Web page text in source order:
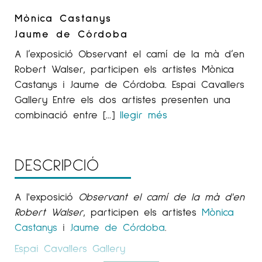
Mònica Castanys
Jaume de Córdoba
A l’exposició Observant el camí de la mà d’en
Robert Walser, participen els artistes Mònica
Castanys i Jaume de Córdoba. Espai Cavallers
Gallery Entre els dos artistes presenten una
combinació entre […] llegir més
DESCRIPCIÓ
A l'exposició Observant el camí de la mà d'en
Robert Walser, participen els artistes Mònica
Castanys i Jaume de Córdoba.
Espai Cavallers Gallery